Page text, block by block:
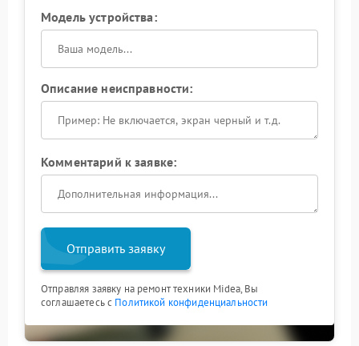
Модель устройства:
Описание неисправности:
Комментарий к заявке:
Отправить заявку
Отправляя заявку на ремонт техники Midea, Вы
соглашаетесь с Политикой конфиденциальности